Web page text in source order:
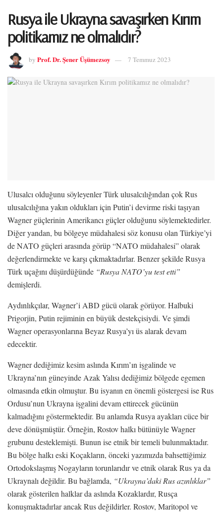
Rusya ile Ukrayna savaşırken Kırım
politikamız ne olmalıdır?
by Prof. Dr. Şener Üşümezsoy 7 Temmuz 2023
Ulusalcı olduğunu söyleyenler Türk ulusalcılığından çok Rus
ulusalcılığına yakın oldukları için Putin’i devirme riski taşıyan
Wagner güçlerinin Amerikancı güçler olduğunu söylemektedirler.
Diğer yandan, bu bölgeye müdahalesi söz konusu olan Türkiye’yi
de NATO güçleri arasında görüp “NATO müdahalesi” olarak
değerlendirmekte ve karşı çıkmaktadırlar. Benzer şekilde Rusya
Türk uçağını düşürdüğünde “Rusya NATO’yu test etti”
demişlerdi.
Aydınlıkçılar, Wagner’i ABD gücü olarak görüyor. Halbuki
Prigorjin, Putin rejiminin en büyük destekçisiydi. Ve şimdi
Wagner operasyonlarına Beyaz Rusya’yı üs alarak devam
edecektir.
Wagner dediğimiz kesim aslında Kırım’ın işgalinde ve
Ukrayna’nın güneyinde Azak Yalısı dediğimiz bölgede egemen
olmasında etkin olmuştur. Bu isyanın en önemli göstergesi ise Rus
Ordusu’nun Ukrayna işgalini devam ettirecek gücünün
kalmadığını göstermektedir. Bu anlamda Rusya ayakları cüce bir
deve dönüşmüştür. Örneğin, Rostov halkı bütünüyle Wagner
grubunu desteklemişti. Bunun ise etnik bir temeli bulunmaktadır.
Bu bölge halkı eski Koçakların, önceki yazımızda bahsettiğimiz
Ortodokslaşmış Nogayların torunlarıdır ve etnik olarak Rus ya da
Ukraynalı değildir. Bu bağlamda, “Ukrayna’daki Rus azınlıklar”
olarak gösterilen halklar da aslında Kozaklardır, Rusça
konuşmaktadırlar ancak Rus değildirler. Rostov, Maritopol ve